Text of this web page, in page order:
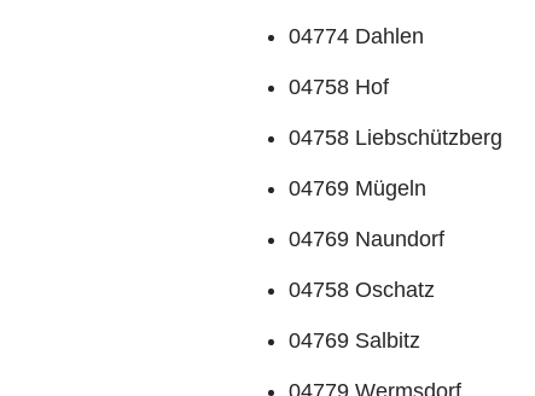
04774 Dahlen
04758 Hof
04758 Liebschützberg
04769 Mügeln
04769 Naundorf
04758 Oschatz
04769 Salbitz